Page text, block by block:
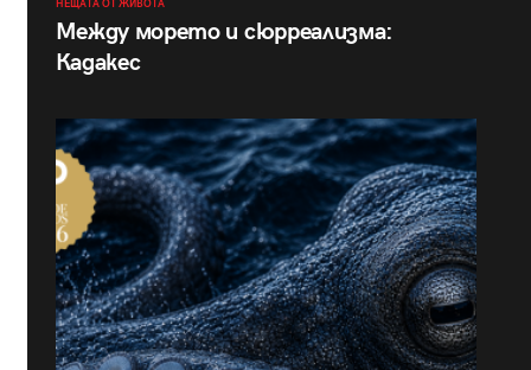
НЕЩАТА ОТ ЖИВОТА
Между морето и сюрреализма:
Кадакес